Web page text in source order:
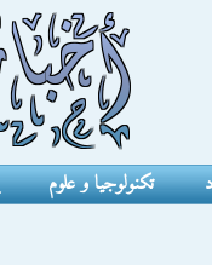
تكنولوجيا و علوم